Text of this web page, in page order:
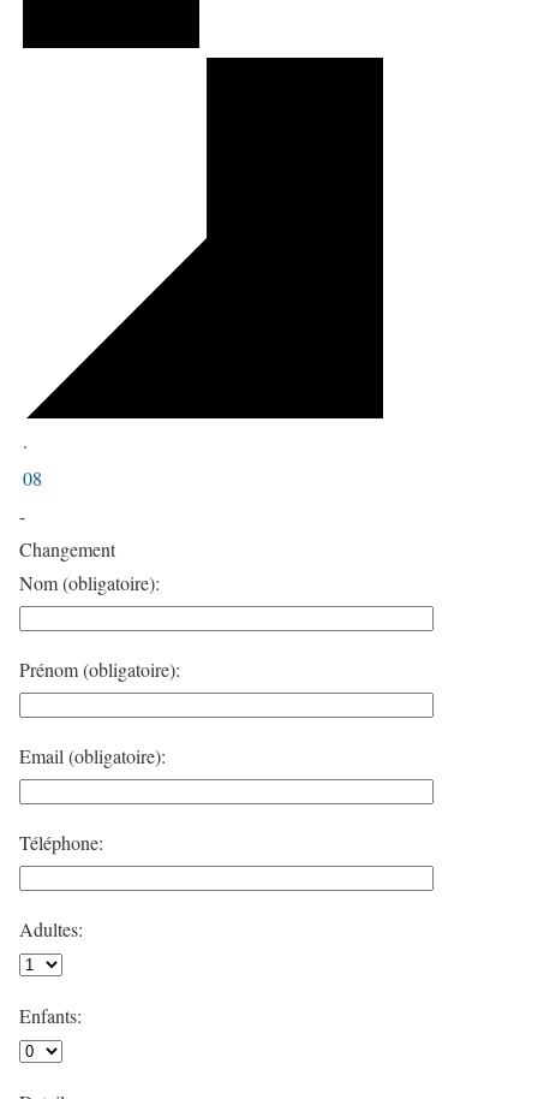
·
08
-
Changement
Nom (obligatoire):
Prénom (obligatoire):
Email (obligatoire):
Téléphone:
Adultes:
Enfants: